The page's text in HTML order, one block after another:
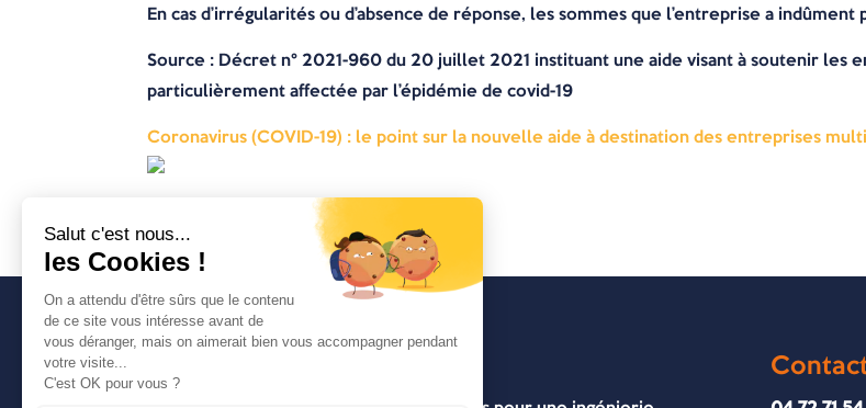
En cas d’irrégularités ou d’absence de réponse, les sommes que l’entreprise a
Source : Décret n° 2021-960 du 20 juillet 2021 instituant une aide visant à soutenir les
particulièrement affectée par l’épidémie de covid-19
Coronavirus (COVID-19) : le point sur la nouvelle aide à destination des entreprises